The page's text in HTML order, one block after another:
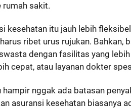
rumah sakit.
kesehatan itu jauh lebih
ribet urus rujukan. Bahkan,
dengan fasilitas yang
cepat, atau layanan dokter
hampir nggak ada batasan
asuransi kesehatan biasanya